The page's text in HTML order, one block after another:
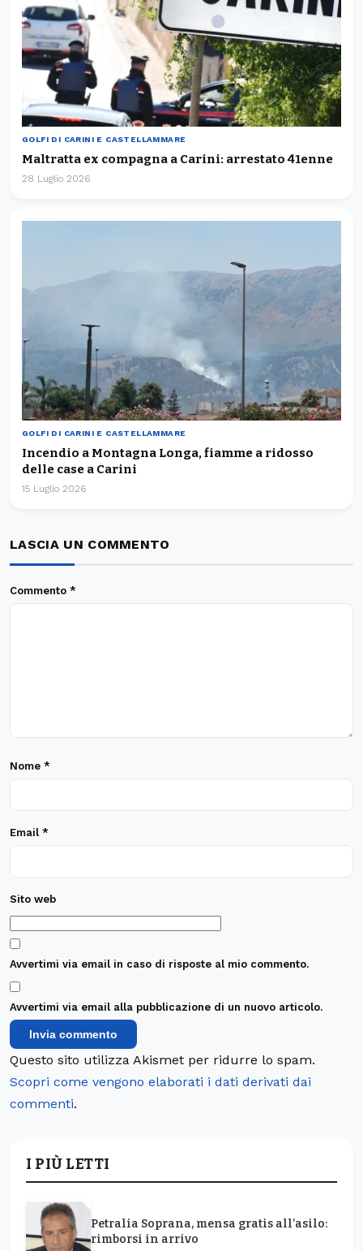
GOLFI DI CARINI E CASTELLAMMARE
Maltratta ex compagna a Carini: arrestato 41enne
28 Luglio 2026
GOLFI DI CARINI E CASTELLAMMARE
Incendio a Montagna Longa, fiamme a ridosso
delle case a Carini
15 Luglio 2026
LASCIA UN COMMENTO
Commento *
Nome *
Email *
Sito web
Avvertimi via email in caso di risposte al mio commento.
Avvertimi via email alla pubblicazione di un nuovo articolo.
Questo sito utilizza Akismet per ridurre lo spam.
Scopri come vengono elaborati i dati derivati dai
commenti.
I PIÙ LETTI
Petralia Soprana, mensa gratis all’asilo:
rimborsi in arrivo